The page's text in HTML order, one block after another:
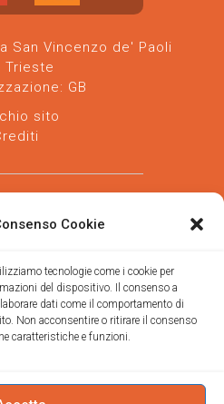
Cookie
tecnologie come i cookie per
del dispositivo. Il consenso a
dati come il comportamento di
Non acconsentire o ritirare il consenso
caratteristiche e funzioni.
San Vincenzo de' Paoli
Trieste
GB
sito
de' Paoli-Diocesi
Trieste
Feltre, 11 (chiesa)